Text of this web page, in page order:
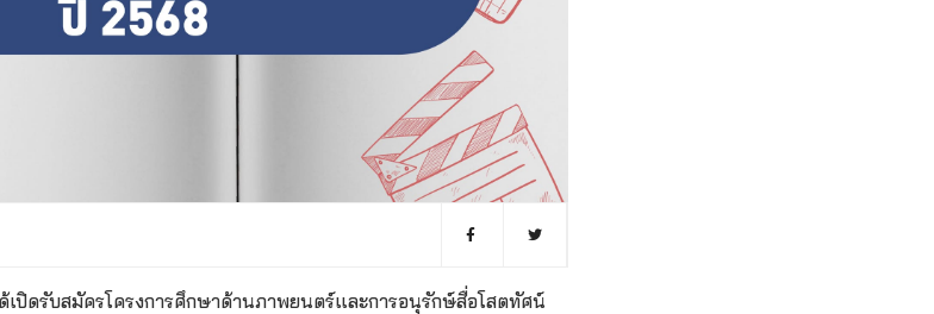
ปิดรับสมัครโครงการศึกษาด้านภาพยนตร์และการอนุรักษ์สื่อโสตทัศน์